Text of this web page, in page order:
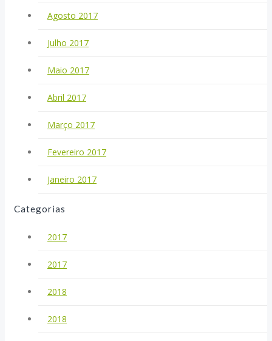
Agosto 2017
Julho 2017
Maio 2017
Abril 2017
Março 2017
Fevereiro 2017
Janeiro 2017
Categorias
2017
2017
2018
2018